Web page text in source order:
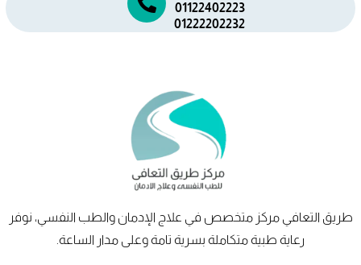
01122402223
01222202232
طريقالتعافي
مركز متخصص في علاج الإدمان والطب النفسي، نوفر
رعاية طبية متكاملة بسرية تامة وعلى مدار الساعة.